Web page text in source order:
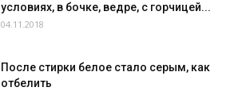
условиях, в бочке, ведре, с горчицей...
04.11.2018
После стирки белое стало серым, как
отбелить